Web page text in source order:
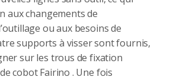
aux changements de
ou aux besoins de
supports à visser sont fournis,
sur les trous de fixation
cobot Fairino . Une fois